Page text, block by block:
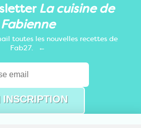
La cuisine de
Fabienne
toutes les nouvelles recettes de
Fab27.